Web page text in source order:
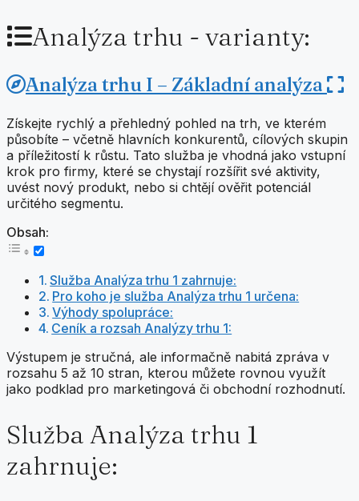
Analýza trhu - varianty:
Analýza trhu I – Základní analýza
Získejte rychlý a přehledný pohled na trh, ve kterém
působíte – včetně hlavních konkurentů, cílových skupin
a příležitostí k růstu. Tato služba je vhodná jako vstupní
krok pro firmy, které se chystají rozšířit své aktivity,
uvést nový produkt, nebo si chtějí ověřit potenciál
určitého segmentu.
Obsah:
Služba Analýza trhu 1 zahrnuje:
Pro koho je služba Analýza trhu 1 určena:
Výhody spolupráce:
Ceník a rozsah Analýzy trhu 1:
Výstupem je stručná, ale informačně nabitá zpráva v
rozsahu 5 až 10 stran, kterou můžete rovnou využít
jako podklad pro marketingová či obchodní rozhodnutí.
Služba Analýza trhu 1
zahrnuje: